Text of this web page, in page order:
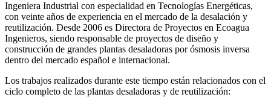
Ingeniera Industrial con especialidad en Tecnologías Energéticas,
con veinte años de experiencia en el mercado de la desalación y
reutilización. Desde 2006 es Directora de Proyectos en Ecoagua
Ingenieros, siendo responsable de proyectos de diseño y
construcción de grandes plantas desaladoras por ósmosis inversa
dentro del mercado español e internacional.
Los trabajos realizados durante este tiempo están relacionados con el
ciclo completo de las plantas desaladoras y de reutilización: